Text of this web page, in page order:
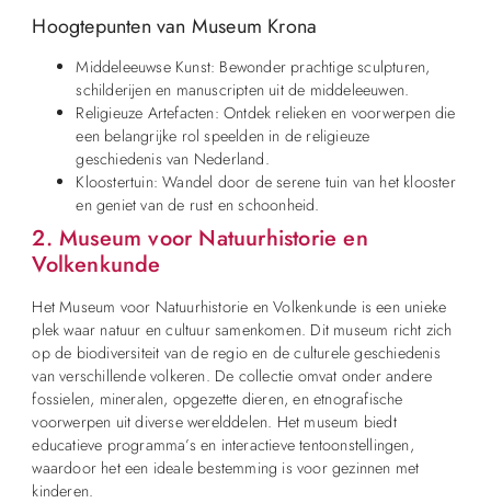
Hoogtepunten van Museum Krona
Middeleeuwse Kunst: Bewonder prachtige sculpturen,
schilderijen en manuscripten uit de middeleeuwen.
Religieuze Artefacten: Ontdek relieken en voorwerpen die
een belangrijke rol speelden in de religieuze
geschiedenis van Nederland.
Kloostertuin: Wandel door de serene tuin van het klooster
en geniet van de rust en schoonheid.
2. Museum voor Natuurhistorie en
Volkenkunde
Het Museum voor Natuurhistorie en Volkenkunde is een unieke
plek waar natuur en cultuur samenkomen. Dit museum richt zich
op de biodiversiteit van de regio en de culturele geschiedenis
van verschillende volkeren. De collectie omvat onder andere
fossielen, mineralen, opgezette dieren, en etnografische
voorwerpen uit diverse werelddelen. Het museum biedt
educatieve programma’s en interactieve tentoonstellingen,
waardoor het een ideale bestemming is voor gezinnen met
kinderen.